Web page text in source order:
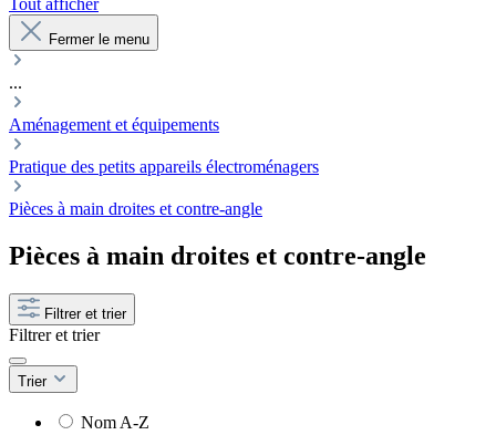
Tout afficher
Fermer le menu
...
Aménagement et équipements
Pratique des petits appareils électroménagers
Pièces à main droites et contre-angle
Pièces à main droites et contre-angle
Filtrer et trier
Filtrer et trier
Trier
Nom A-Z